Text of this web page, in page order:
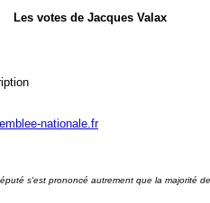
Les votes de Jacques Valax
nationale.fr
s'est prononcé autrement que la majorité